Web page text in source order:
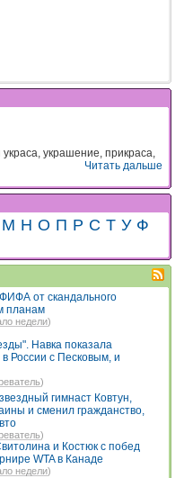
украшение, прикраса,
Читать дальше
М Н О П Р С Т У Ф
от скандального
планам
недели)
Навка показала
России с Песковым, и
)
гимнаст Ковтун,
и сменил гражданство,
)
и Костюк с побед
WTA в Канаде
недели)